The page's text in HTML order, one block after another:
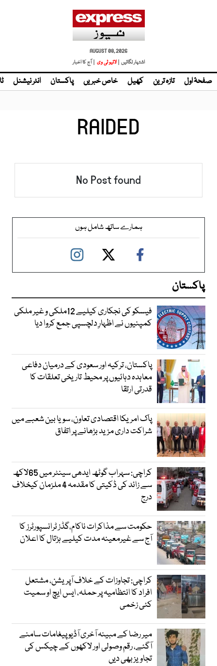
AUGUST 08, 2026
اشتہار لگائیں | لائیو ٹی وی | آج کا اخبار
صفحۂ اول تازہ ترین کھیل خاص خبریں پاکستان انٹر نیشنل
RAIDED
No Post found
ہمارے ساتھ شامل ہوں
پاکستان
فیسکو کی نجکاری کیلیے 12ملکی و غیر ملکی
کمپنیوں نے اظہارِ دلچسپی جمع کروا دیا
پاکستان، ترکیہ اور سعودی کے درمیان دفاعی
معاہدہ دہائیوں پر محیط تاریخی تعلقات کا
قدرتی ارتقا
پاک امریکا اقتصادی تعاون، سویا بین شعبے میں
شراکت داری مزید بڑھانے پر اتفاق
کراچی: سہراب گوٹھ ایدھی سینٹر میں 65لاکھ
سے زائد کی ڈکیتی کا مقدمہ 4 ملزمان کیخلاف
درج
حکومت سے مذاکرات ناکام،گڈز ٹرانسپورٹرز کا
آج سے غیرمعینہ مدت کیلیے ہڑتال کا اعلان
کراچی: تجاوزات کے خلاف آپریشن، مشتعل
افراد کا انتظامیہ پر حملہ، ایس ایچ او سمیت
کئی زخمی
میر رضا کے مبینہ آخری آڈیو پیغامات سامنے
آگئے، رقم وصولی اور لاکھوں کے چیکس کی
تجاویز بھی دیں